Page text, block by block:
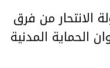
الانتحار من فرق
الحماية المدنية